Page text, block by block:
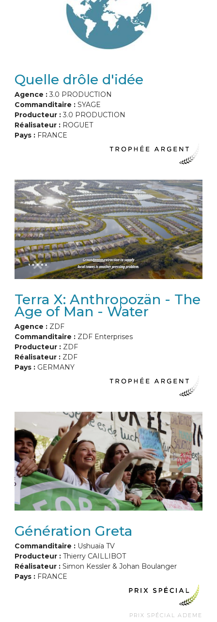
Quelle drôle d'idée
Agence :3.0 PRODUCTION
Commanditaire : SYAGE
Producteur :3.0 PRODUCTION
Réalisateur : ROGUET
Pays : FRANCE
Terra X: Anthropozän - The
Age of Man - Water
Agence : ZDF
Commanditaire : ZDF Enterprises
Producteur : ZDF
Réalisateur : ZDF
Pays : GERMANY
Génération Greta
Commanditaire : Ushuaïa TV
Producteur : Thierry CAILLIBOT
Réalisateur : Simon Kessler & Johan Boulanger
Pays : FRANCE
PRIX SPÉCIAL ADEME